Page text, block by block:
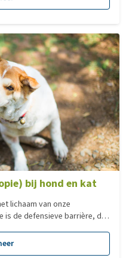
bij hond en kat
lichaam van onze
is de defensieve barrière, die
allergische
een afweerreactie op